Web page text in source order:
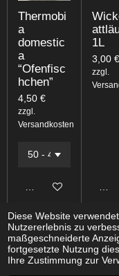
Diese Website
Nutzererlebnis zu
maßgeschneiderte
fortgesetzte Nutzung
Ihre Zustimmung zur
Thermobi
a
domestic
a
“Ofenfisc
hchen”
4,50 €
zzgl.
Versandkosten
Bei Verfügbarkeit
1L
3,00 €
zzgl.